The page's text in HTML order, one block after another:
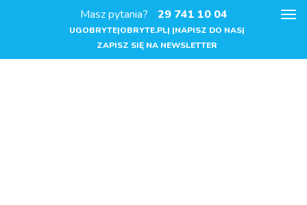
Masz pytania? 29 741 10 04
UGOBRYTE|OBRYTE.PL| |NAPISZ DO NAS|
ZAPISZ SIĘ NA NEWSLETTER